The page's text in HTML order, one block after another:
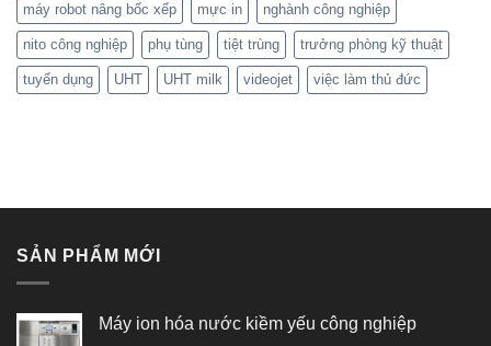
máy robot nâng bốc xếp mực in nghành công nghiệp
nito công nghiệp phụ tùng tiệt trùng trưởng phòng kỹ thuật
tuyển dụng UHT UHT milk videojet việc làm thủ đức
SẢN PHẨM MỚI
Máy ion hóa nước kiềm yếu công nghiệp